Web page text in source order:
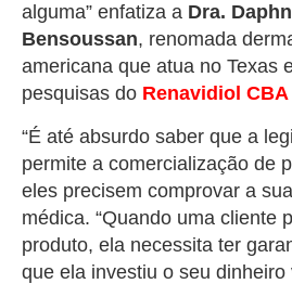
alguma” enfatiza a Dra.
Bensoussan, renomada
americana que atua no Texas
pesquisas do Renavidiol CBA
“É até absurdo saber que a
permite a comercialização de
eles precisem comprovar a
médica. “Quando uma cliente
produto, ela necessita ter
que ela investiu o seu dinheiro